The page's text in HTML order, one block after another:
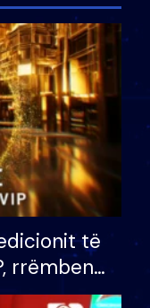
të
rrëmben
mijë eurosh